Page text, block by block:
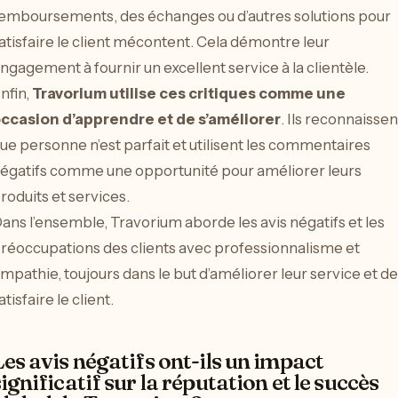
des échanges ou d’autres solutions pour
le client mécontent. Cela démontre leur
à fournir un excellent service à la clientèle.
Travorium utilise ces critiques comme une
d’apprendre et de s’améliorer. Ils
personne n’est parfait et utilisent les commentaires
comme une opportunité pour améliorer leurs
et services.
l’ensemble, Travorium aborde les avis négatifs et les
des clients avec professionnalisme et
toujours dans le but d’améliorer leur service et de
le client.
avis négatifs ont-ils un impact
sur la réputation et le succès